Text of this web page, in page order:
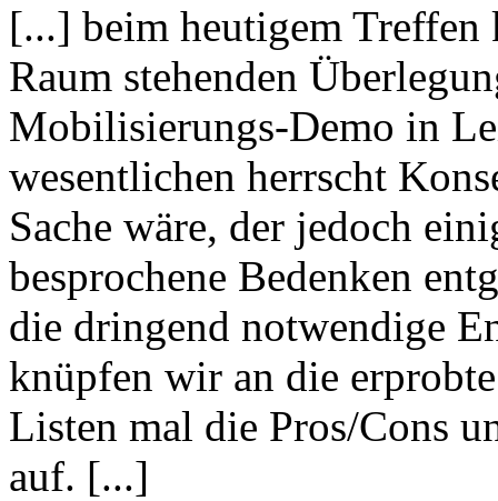
[...] beim heutigem
Raum stehenden
Mobilisierungs-Demo in
wesentlichen herrscht
Sache wäre, der jedoch
besprochene Bedenken
die dringend notwendige
knüpfen wir an die
Listen mal die Pros/Cons
auf. [...]